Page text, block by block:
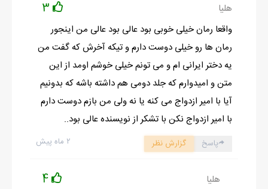
اااااا گفتم پشمالو يادم نبود چه قيافه ضايعى دارم....
سريع سرمو انداختم پايين...
از فردا ماموريت شروع ميشه...امشب با خانواده هاتون وداع کنين....
ديگه هيچ نوع رابطه اى نبايد داشته باشين تا پايان ماموريت...
فردا همه به اداره بيايد..با لوازمتون....براى هرکس خونه اى در نظر
ماموريتتون شروع ميشه....
هلیا 3
واقعا رمان خیلی خوبی بود عالی بود عالی من اینجور
رمان ها رو خیلی دوست دارم و تیکه آخرش که گفت من
یه دختر ایرانی ام و می تونم خیلی خوشم اومد از این
متن و امیدوارم که جلد دومی هم داشته باشه که بدونیم
آیا با امیر ازدواج می کنه یا نه ولی من بازم دوست دارم
با امیر ازدواج نکن با تشکر از نویسنده عالی بود..
۲ ماه پیش پاسخ گزارش نظر
هلیا 4